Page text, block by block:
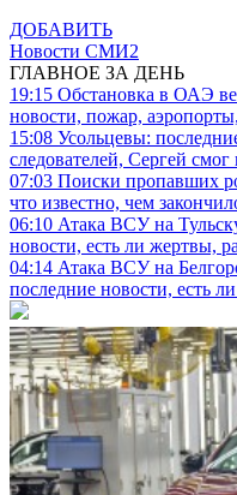
ДОБАВИТЬ
Новости СМИ2
ГЛАВНОЕ ЗА ДЕНЬ
19:15 Обстановка в ОАЭ
новости, пожар,
15:08 Усольцевы:
следователей, Сергей
07:03 Поиски пропавших
что известно, чем
06:10 Атака ВСУ на
новости, есть ли жертвы,
04:14 Атака ВСУ на
последние новости, есть